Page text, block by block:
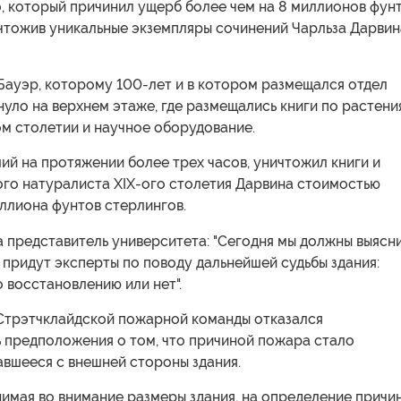
который причинил ущерб более чем на 8 миллионов
уникальные экземпляры сочинений Чарльза
которому 100-лет и в котором размещался отдел
на верхнем этаже, где размещались книги по
столетии и научное оборудование.
на протяжении более трех часов, уничтожил книги и
натуралиста XIX-ого столетия Дарвина стоимостью
фунтов стерлингов.
представитель университета: "Сегодня мы должны
эксперты по поводу дальнейшей судьбы здания:
или нет".
пожарной команды отказался
предположения о том, что причиной пожара стало
с внешней стороны здания.
во внимание размеры здания, на определение